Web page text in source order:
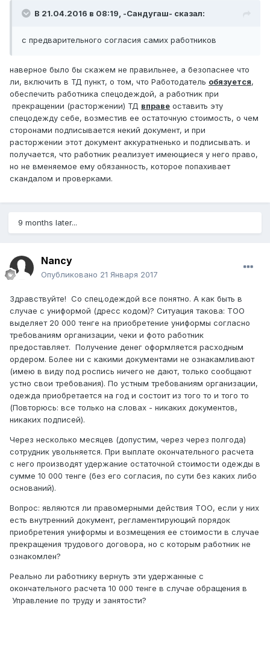
В 21.04.2016 в 08:19, -Сандугаш- сказал:
с предварительного согласия самих работников
наверное было бы скажем не правильнее, а безопаснее что
ли, включить в ТД пункт, о том, что Работодатель обязуется,
обеспечить работника спецодеждой, а работник при
прекращении (расторжении) ТД вправе оставить эту
спецодежду себе, возместив ее остаточную стоимость, о чем
сторонами подписывается некий документ, и при
расторжении этот документ аккуратненько и подписывать. и
получается, что работник реализует имеющиеся у него право,
но не вменяемое ему обязанность, которое попахивает
скандалом и проверками.
9 months later...
Nancy
Опубликовано 21 Января 2017
Здравствуйте! Со спец.одеждой все понятно. А как быть в
случае с униформой (дресс кодом)? Ситуация такова: ТОО
выделяет 20 000 тенге на приобретение униформы согласно
требованиям организации, чеки и фото работник
предоставляет. Получение денег оформляется расходным
ордером. Более ни с какими документами не ознакамливают
(имею в виду под роспись ничего не дают, только сообщают
устно свои требования). По устным требованиям организации,
одежда приобретается на год и состоит из того то и того то
(Повторюсь: все только на словах - никаких документов,
никаких подписей).
Через несколько месяцев (допустим, через через полгода)
сотрудник увольняется. При выплате окончательного расчета
с него производят удержание остаточной стоимости одежды в
сумме 10 000 тенге (без его согласия, по сути без каких либо
оснований).
Вопрос: являются ли правомерными действия ТОО, если у них
есть внутренний документ, регламентирующий порядок
приобретения униформы и возмещения ее стоимости в случае
прекращения трудового договора, но с которым работник не
ознакомлен?
Реально ли работнику вернуть эти удержанные с
окончательного расчета 10 000 тенге в случае обращения в
Управление по труду и занятости?